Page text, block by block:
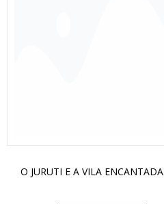
O JURUTI E A VILA ENCANTADA